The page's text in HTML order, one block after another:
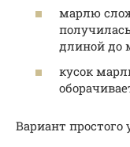
марлю
длиной до
кусок
Вариант